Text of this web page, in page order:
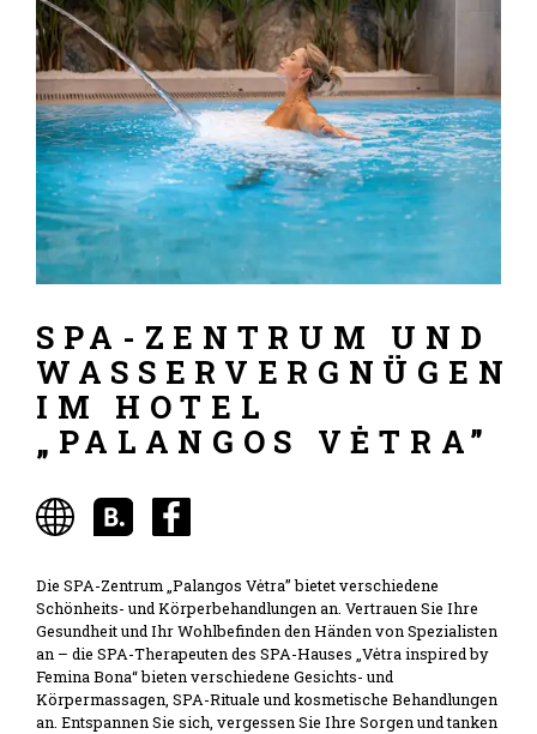
SPA-ZENTRUM UND
WASSERVERGNÜGEN
IM HOTEL
„PALANGOS VĖTRA”
Die SPA-Zentrum „Palangos Vėtra” bietet verschiedene
Schönheits- und Körperbehandlungen an. Vertrauen Sie Ihre
Gesundheit und Ihr Wohlbefinden den Händen von Spezialisten
an – die SPA-Therapeuten des SPA-Hauses „Vėtra inspired by
Femina Bona“ bieten verschiedene Gesichts- und
Körpermassagen, SPA-Rituale und kosmetische Behandlungen
an. Entspannen Sie sich, vergessen Sie Ihre Sorgen und tanken